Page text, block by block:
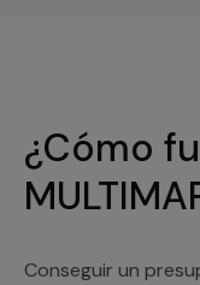
¿Cómo
Conseguir un